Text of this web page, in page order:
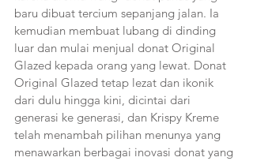
baru dibuat tercium sepanjang jalan. Ia
kemudian membuat lubang di dinding
luar dan mulai menjual donat Original
Glazed kepada orang yang lewat. Donat
Original Glazed tetap lezat dan ikonik
dari dulu hingga kini, dicintai dari
generasi ke generasi, dan Krispy Kreme
telah menambah pilihan menunya yang
menawarkan berbagai inovasi donat yang